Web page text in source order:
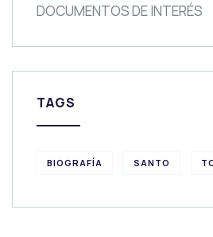
DOCUMENTOS DE INTERÉS
TAGS
BIOGRAFÍA SANTO